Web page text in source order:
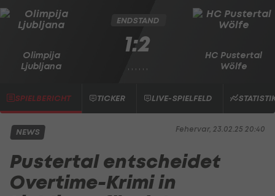
Olimpija
Ljubljana
HC Pustertal
Wölfe
ENDSTAND
1:2
SPIELBERICHT TICKER LIVE-SPIELFELD
Fehervar, 23.02.25 20:40
NEWS
Pustertal entscheidet
Overtime-Krimi in